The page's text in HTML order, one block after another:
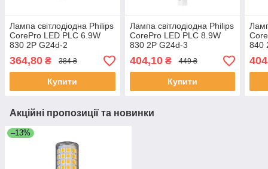
Лампа світлодіодна Philips
CorePro LED PLC 6.9W
830 2P G24d-2
364,80 ₴ 384 ₴
Купити
Лампа світлодіодна Philips
CorePro LED PLC 8.9W
830 2P G24d-3
404,10₴ 449 ₴
Купити
840
Акційні пропозиції та новинки
–13%